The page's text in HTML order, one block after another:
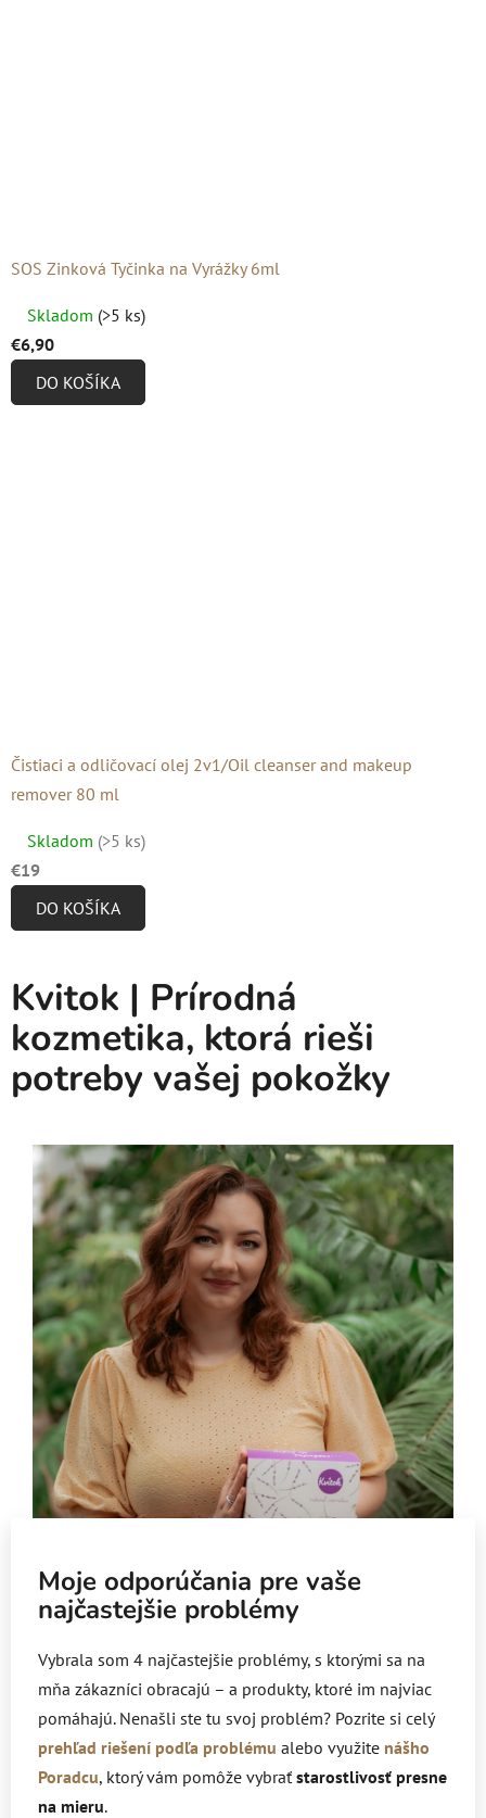
SOS Zinková Tyčinka na Vyrážky 6ml
hodnotenie
produktu
Skladom (>5 ks)
€6,90
DO KOŠÍKA
Čistiaci a odličovací olej 2v1/Oil cleanser and makeup
remover 80 ml
hodnotenie
produktu
5
hviezdičiek.
Skladom (>5 ks)
€19
DO KOŠÍKA
Kvitok | Prírodná
kozmetika, ktorá rieši
potreby vašej pokožky
Moje odporúčania pre vaše
najčastejšie problémy
Vybrala som 4 najčastejšie problémy, s ktorými sa na
mňa zákazníci obracajú – a produkty, ktoré im najviac
pomáhajú. Nenašli ste tu svoj problém? Pozrite si celý
prehľad riešení podľa problému alebo využite nášho
Poradcu, ktorý vám pomôže vybrať starostlivosť presne
na mieru.